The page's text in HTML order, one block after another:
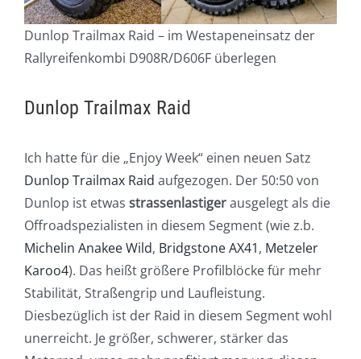
Dunlop Trailmax Raid – im Westapeneinsatz der
Rallyreifenkombi D908R/D606F überlegen
Dunlop Trailmax Raid
Ich hatte für die „Enjoy Week“ einen neuen Satz
Dunlop Trailmax Raid aufgezogen. Der 50:50 von
Dunlop ist etwas strassenlastigerausgelegt als die
Offroadspezialisten in diesem Segment (wie z.b.
Michelin Anakee Wild, Bridgstone AX41, Metzeler
Karoo4). Das heißt größere Profilblöcke für mehr
Stabilität, Straßengrip und Laufleistung.
Diesbezüglich ist der Raid in diesem Segment wohl
unerreicht. Je größer, schwerer, stärker das